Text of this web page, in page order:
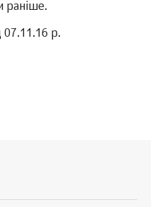
раніше.
07.11.16 р.